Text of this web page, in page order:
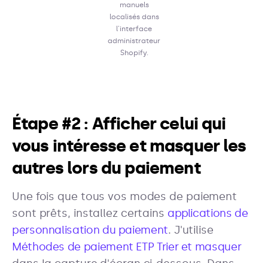
manuels
localisés dans
l'interface
administrateur
Shopify.
Étape #2 : Afficher celui qui
vous intéresse et masquer les
autres lors du paiement
Une fois que tous vos modes de paiement
sont prêts, installez certains applications de
personnalisation du paiement. J'utilise
Méthodes de paiement ETP Trier et masquer